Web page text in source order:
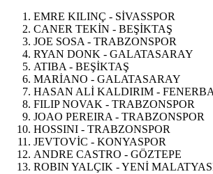
EMRE KILINÇ - SİVASSPOR
CANER TEKİN - BEŞİKTAŞ
JOE SOSA - TRABZONSPOR
RYAN DONK - GALATASARAY
ATIBA - BEŞİKTAŞ
MARİANO - GALATASARAY
HASAN ALİ KALDIRIM -
FILIP NOVAK - TRABZONSPOR
JOAO PEREIRA - TRABZONSPOR
HOSSINI - TRABZONSPOR
JEVTOVİC - KONYASPOR
ANDRE CASTRO - GÖZTEPE
ROBIN YALÇIK - YENİ